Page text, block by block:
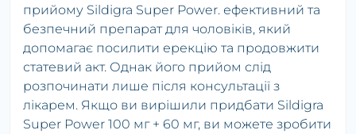
прийому Sildigra Super Power. ефективний та
безпечний препарат для чоловіків, який
допомагає посилити ерекцію та продовжити
статевий акт. Однак його прийом слід
розпочинати лише після консультації з
лікарем. Якщо ви вирішили придбати Sildigra
Super Power 100 мг + 60 мг, ви можете зробити